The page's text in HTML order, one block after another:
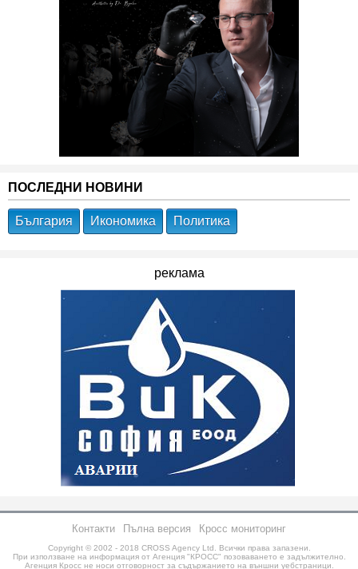
ПОСЛЕДНИ НОВИНИ
България Икономика Политика
реклама
Контакти Пълна версия Кросс мониторинг
Copyright © 2002 - 2018 CROSS Agency Ltd.
Всички права запазени.
При използване на информация от Агенция "КРОСС" позоваването е задължително.
Агенция Кросс не носи отговорност за съдържанието на външни уебстраници.